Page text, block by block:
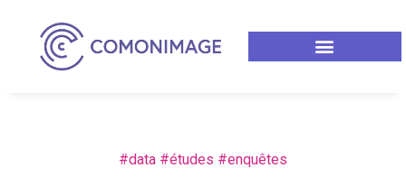
#data #études #enquêtes